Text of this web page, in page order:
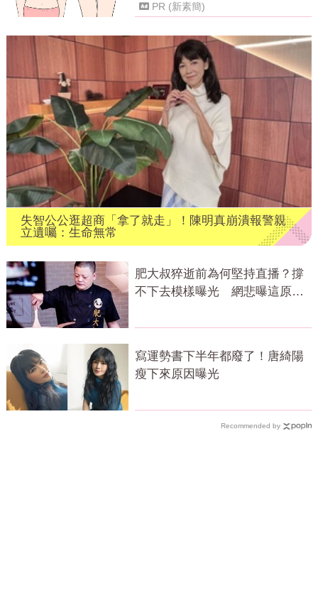
PR (新素簡)
失智公公逛超商「拿了就走」！陳明真崩潰報警親
立遺囑：生命無常
肥大叔猝逝前為何堅持直播？撐
不下去模樣曝光 網悲曝這原因
寫運勢書下半年都廢了！唐綺陽
瘦下來原因曝光
Recommended by